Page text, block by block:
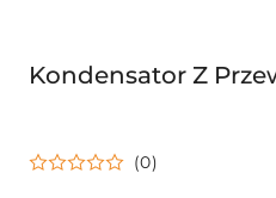
Kondensator Z
(0)